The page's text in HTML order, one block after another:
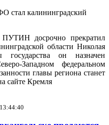
досрочно прекратил
области Николая
он назначен
Западном федеральном
главы региона станет
сайте Кремля